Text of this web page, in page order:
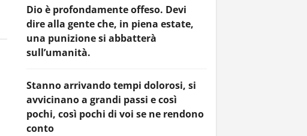
Dio è profondamente offeso. Devi
dire alla gente che, in piena estate,
una punizione si abbatterà
sull’umanità.
Stanno arrivando tempi dolorosi, si
avvicinano a grandi passi e così
pochi, così pochi di voi se ne rendono
conto